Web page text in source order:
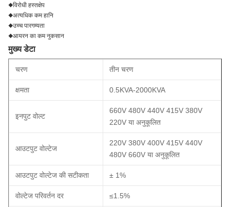
◆विरोधी हस्तक्षेप
◆अत्यधिक कम हानि
◆उच्च पारगम्यता
◆आयरन का कम नुकसान
मुख्य डेटा
चरण तीन चरण
क्षमता 0.5KVA-2000KVA
इनपुट वोल्ट
660V 480V 440V 415V 380V
220V या अनुकूलित
आउटपुट वोल्टेज
220V 380V 400V 415V 440V
480V 660V या अनुकूलित
आउटपुट वोल्टेज की सटीकता ± 1%
वोल्टेज परिवर्तन दर ≤1.5%